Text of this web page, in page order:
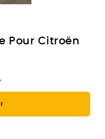
Pour Citroën